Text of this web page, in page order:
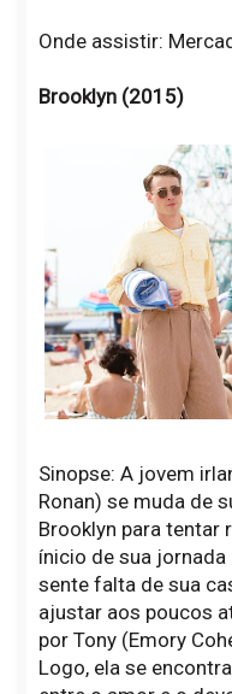
Onde assistir:
Brooklyn (2015)
Sinopse: A jovem
Ronan) se muda de
Brooklyn para tentar
ínicio de sua
sente falta de sua
ajustar aos poucos
por Tony (Emory
Logo, ela se